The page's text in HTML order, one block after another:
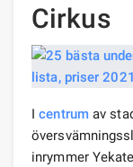
Cirkus
Icentrumav
inrymmer